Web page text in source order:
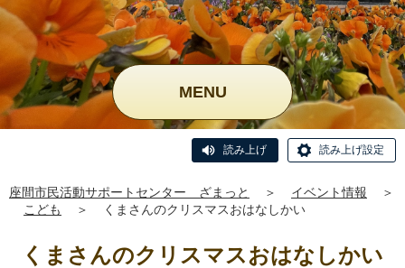
MENU
読み上げ 読み上げ設定
座間市民活動サポートセンター ざまっと ＞ イベント情報
＞
こども
＞ くまさんのクリスマスおはなしかい
くまさんのクリスマスおはなしかい